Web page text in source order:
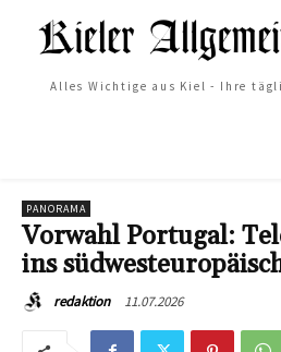
Alles Wichtige aus Kiel - Ihre
PANORAMA
Vorwahl Portugal:
ins
redaktion 11.07.2026